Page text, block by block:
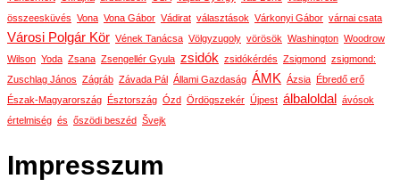
összeesküvés Vona Vona Gábor Vádirat választások Várkonyi Gábor várnai csata
Városi Polgár Kör Vének Tanácsa Völgyzugoly vörösök Washington Woodrow
Wilson Yoda Zsana Zsengellér Gyula zsidók zsidókérdés Zsigmond zsigmond:
Zuschlag János Zágráb Závada Pál Állami Gazdaság ÁMK Ázsia
Ébredő erő
Észak-Magyarország
Észtország Ózd Ördögszekér Újpest álbaloldal
ávósok
értelmiség és őszödi beszéd Švejk
Impresszum